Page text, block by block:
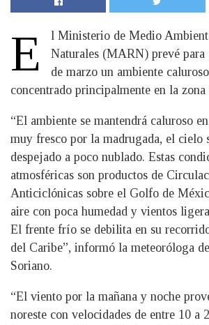
E
l Ministerio de Medio
Naturales (MARN) prevé para
de marzo un ambiente
concentrado principalmente en la
“El ambiente se mantendrá caluroso
muy fresco por la madrugada, el cielo
despejado a poco nublado. Estas
atmosféricas son productos de
Anticiclónicas sobre el Golfo de
aire con poca humedad y vientos
El frente frío se debilita en su
del Caribe”, informó la meteoróloga
Soriano.
“El viento por la mañana y noche
noreste con velocidades de entre 10 a